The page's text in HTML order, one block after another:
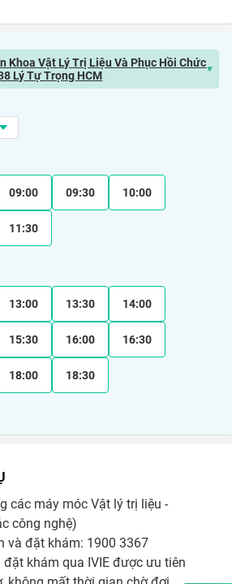
Khoa Vật Lý Trị Liệu Và Phục Hồi Chức
Lý Tự Trọng HCM
09:00 09:30 10:00
11:30
13:00 13:30 14:00
15:30 16:00 16:30
18:00 18:30
các máy móc Vật lý trị liệu -
công nghệ)
và đặt khám: 1900 3367
đặt khám qua IVIE được ưu tiên